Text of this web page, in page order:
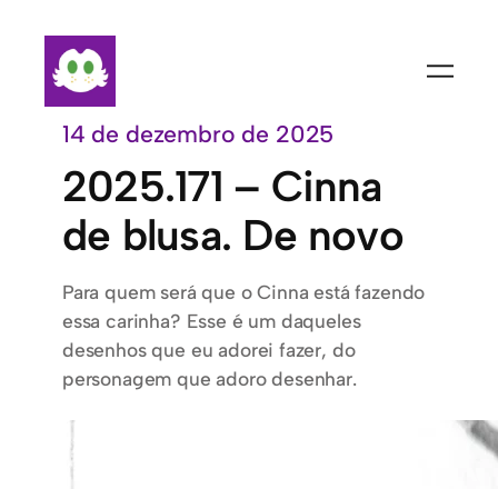
conteúdo
14 de dezembro de 2025
2025.171 – Cinna
de blusa. De novo
Para quem será que o Cinna está fazendo
essa carinha? Esse é um daqueles
desenhos que eu adorei fazer, do
personagem que adoro desenhar.